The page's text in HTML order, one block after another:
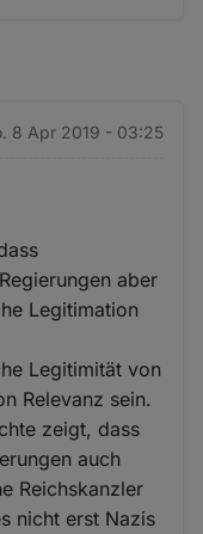
8 Apr 2019 - 03:25
aber
Legitimation
Legitimität von
Relevanz sein.
zeigt, dass
auch
Reichskanzler
nicht erst Nazis